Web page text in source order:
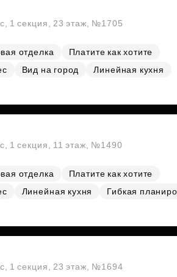
1 секция, 23 этаж, №1705
отделка
Платите как хотите
Вид на город
Линейная кухня
1 секция, 11 этаж, №1490
отделка
Платите как хотите
Линейная кухня
Гибкая
1 секция, 23 этаж, №1694